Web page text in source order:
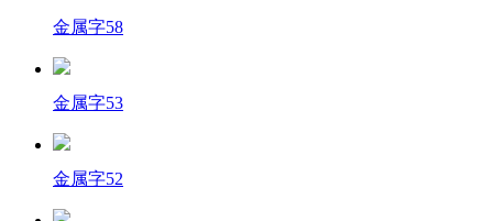
金属字58
金属字53
金属字52